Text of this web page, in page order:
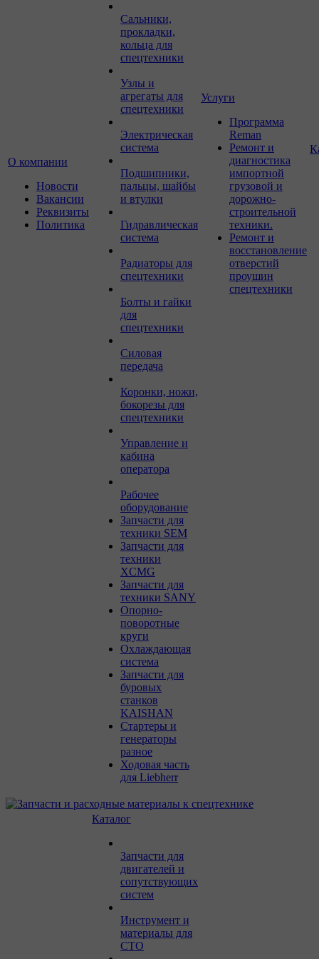
О компании
Новости
Вакансии
Реквизиты
Политика
Сальники,
прокладки,
кольца для
спецтехники
Узлы и
агрегаты для
спецтехники
Электрическая
система
Подшипники,
пальцы, шайбы
и втулки
Гидравлическая
система
Радиаторы для
спецтехники
Болты и гайки
для
спецтехники
Силовая
передача
Коронки, ножи,
бокорезы для
спецтехники
Управление и
кабина
оператора
Рабочее
оборудование
Запчасти для
техники SEM
Запчасти для
техники
XCMG
Запчасти для
техники SANY
Опорно-
поворотные
круги
Охлаждающая
система
Запчасти для
буровых
станков
KAISHAN
Стартеры и
генераторы
разное
Ходовая часть
для Liebherr
Услуги
Программа
Reman
Ремонт и
диагностика
импортной
грузовой и
дорожно-
строительной
техники.
Ремонт и
восстановление
отверстий
проушин
спецтехники
Каталог
Запчасти для
двигателей и
сопутствующих
систем
Инструмент и
материалы для
СТО